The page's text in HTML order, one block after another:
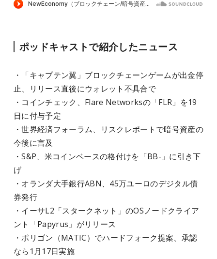
ポッドキャストで紹介したニュース
・「キャプテン翼」ブロックチェーンゲームが出金停
止、リリース直後にウォレット不具合で
・コインチェック、Flare Networksの「FLR」を19
日に付与予定
・世界経済フォーラム、リスクレポートで暗号資産の
今後に言及
・S&P、米コインベースの格付けを「BB-」に引き下
げ
・オランダ大手銀行ABN、45万ユーロのデジタル債
券発行
・イーサL2「スタークネット」のOSノードクライア
ント「Papyrus」がリリース
・ポリゴン（MATIC）でハードフォーク提案、承認
なら1月17日実施